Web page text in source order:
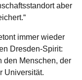
aber
immer wieder
Dresden-Spirit:
den Menschen, der
Universität.